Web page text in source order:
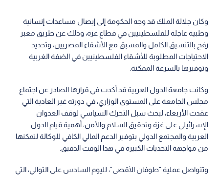
وكان جلالة الملك قد وجه الحكومة إلى إيصال مساعدات إنسانية
وطبية عاجلة للفلسطينيين في قطاع غزة، وذلك عن طريق معبر
رفح بالتنسيق الكامل والمسبق مع الأشقاء المصريين، وتحديد
الاحتياجات المطلوبة للأشقاء الفلسطينيين في الضفة الغربية
وتوفيرها بالسرعة الممكنة.
وكانت جامعة الدول العربية قد أكدت في قرارها الصادر عن اجتماع
مجلس الجامعة على المستوى الوزاري، في دورته غير العادية التي
عقدت الأربعاء، لبحث سبل التحرك السياسي لوقف العدوان
الإسرائيلي على غزة وتحقيق السلام والأمن، أهمية قيام الدول
العربية والمجتمع الدولي بتوفير الدعم المالي الكافي للوكالة لتمكنها
من مواجهة التحديات الكبيرة في هذا الوقت الدقيق.
وتتواصل عملية "طوفان الأقصى"، لليوم السادس على التوالي، التي